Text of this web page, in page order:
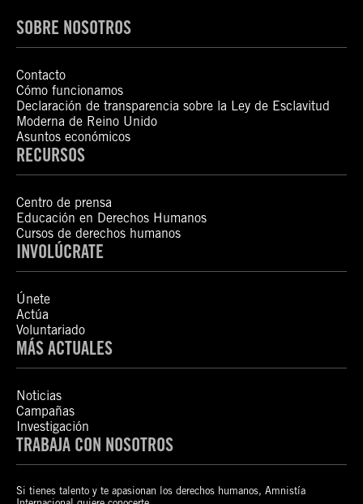
SOBRE NOSOTROS
Contacto
Cómo funcionamos
Declaración de transparencia sobre la Ley de Esclavitud
Moderna de Reino Unido
Asuntos económicos
RECURSOS
Centro de prensa
Educación en Derechos Humanos
Cursos de derechos humanos
INVOLÚCRATE
Únete
Actúa
Voluntariado
MÁS ACTUALES
Noticias
Campañas
Investigación
TRABAJA CON NOSOTROS
Si tienes talento y te apasionan los derechos humanos, Amnistía